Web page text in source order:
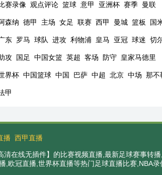
赛录像 观点评论 篮球 意甲 亚洲杯 赛季 曼联
森纳 德甲 主场 女足 联赛 西甲 曼城 篮板 国
东 罗马 球队 进攻 利物浦 皇马 亚冠 球迷 切
攻 国足 中国女篮 英超 客场 防守 皇家马德里
界杯 中国篮球 中国 巴萨 中超 北京 中场 那不
甲
播 西甲直播
在线无插件】的比赛视频直播,最新足球赛事转
欧冠直播,世界杯直播等热门足球直播比赛,NBA录